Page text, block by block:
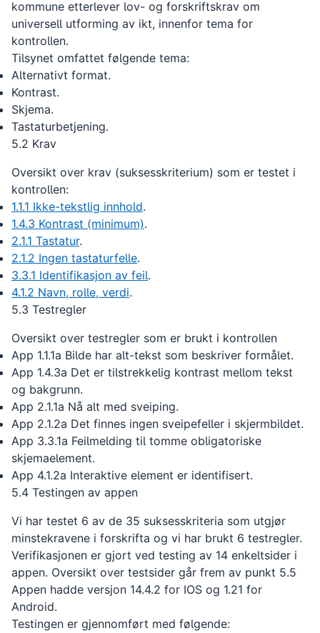
kommune etterlever lov- og forskriftskrav om
universell utforming av ikt, innenfor tema for
kontrollen.
Tilsynet omfattet følgende tema:
Alternativt format.
Kontrast.
Skjema.
Tastaturbetjening.
5.2 Krav
Oversikt over krav (suksesskriterium) som er testet i
kontrollen:
1.1.1 Ikke-tekstlig innhold.
1.4.3 Kontrast (minimum).
2.1.1 Tastatur.
2.1.2 Ingen tastaturfelle.
3.3.1 Identifikasjon av feil.
4.1.2 Navn, rolle, verdi.
5.3 Testregler
Oversikt over testregler som er brukt i kontrollen
App 1.1.1a Bilde har alt-tekst som beskriver formålet.
App 1.4.3a Det er tilstrekkelig kontrast mellom tekst
og bakgrunn.
App 2.1.1a Nå alt med sveiping.
App 2.1.2a Det finnes ingen sveipefeller i skjermbildet.
App 3.3.1a Feilmelding til tomme obligatoriske
skjemaelement.
App 4.1.2a Interaktive element er identifisert.
5.4 Testingen av appen
Vi har testet 6 av de 35 suksesskriteria som utgjør
minstekravene i forskrifta og vi har brukt 6 testregler.
Verifikasjonen er gjort ved testing av 14 enkeltsider i
appen. Oversikt over testsider går frem av punkt 5.5
Appen hadde versjon 14.4.2 for IOS og 1.21 for
Android.
Testingen er gjennomført med følgende: